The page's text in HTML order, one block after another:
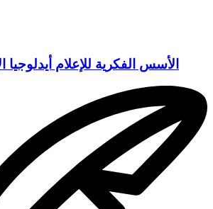
الأسس الفكرية للإعلام